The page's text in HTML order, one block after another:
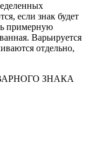
если знак будет
примерную
Варьируется
отдельно,